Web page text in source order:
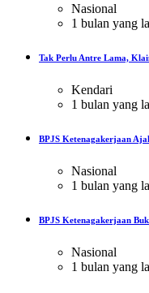
Nasional
1 bulan yang
Tak Perlu Antre Lama,
Kendari
1 bulan yang
BPJS Ketenagakerjaan
Nasional
1 bulan yang
BPJS Ketenagakerjaan
Nasional
1 bulan yang